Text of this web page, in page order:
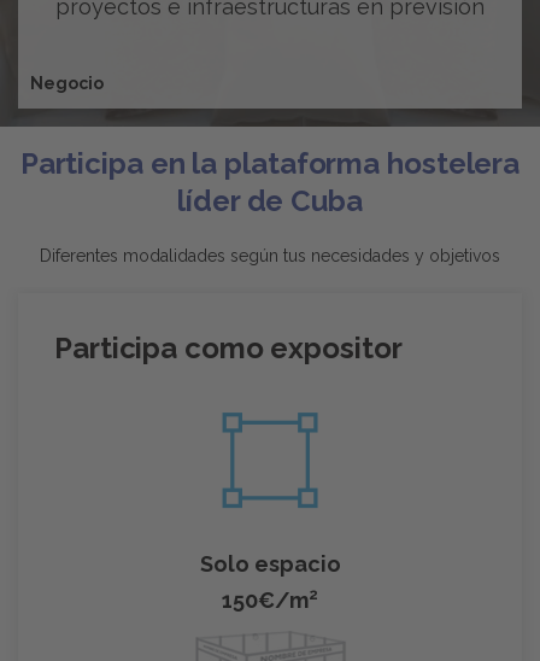
proyectos e infraestructuras en previsión
Negocio
Participa en la plataforma hostelera
líder de Cuba
Diferentes modalidades según tus necesidades y objetivos
Participa como expositor
Solo espacio
150€/m2